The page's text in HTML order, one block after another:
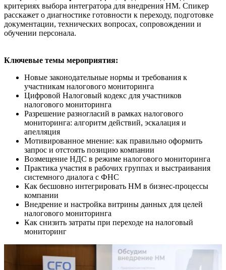
критериях выбора интегратора для внедрения НМ. Спикер
расскажет о диагностике готовности к переходу, подготовке
документации, технических вопросах, сопровождении и
обучении персонала.
Ключевые темы мероприятия:
Новые законодательные нормы и требования к
участникам налогового мониторинга
Цифровой Налоговый кодекс для участников
налогового мониторинга
Разрешение разногласий в рамках налогового
мониторинга: алгоритм действий, эскалация и
апелляция
Мотивированное мнение: как правильно оформить
запрос и отстоять позицию компании
Возмещение НДС в режиме налогового мониторинга
Практика участия в рабочих группах и выстраивания
системного диалога с ФНС
Как бесшовно интегрировать НМ в бизнес-процессы
компании
Внедрение и настройка витрины данных для целей
налогового мониторинга
Как снизить затраты при переходе на налоговый
мониторинг